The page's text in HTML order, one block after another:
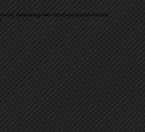
безпека дітей і проблема нелегальної